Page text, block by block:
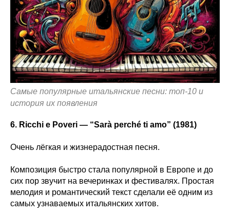
Самые популярные итальянские песни: топ-10 и
история их появления
6. Ricchi e Poveri — “Sarà perché ti amo” (1981)
Очень лёгкая и жизнерадостная песня.
Композиция быстро стала популярной в Европе и до
сих пор звучит на вечеринках и фестивалях. Простая
мелодия и романтический текст сделали её одним из
самых узнаваемых итальянских хитов.